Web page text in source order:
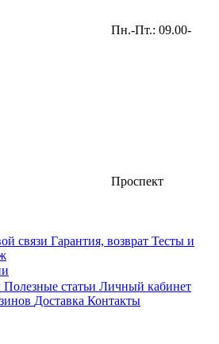
Пн.-Пт.: 09.00-
Проспект
связи Гарантия, возврат Тесты и
Полезные статьи Личный кабинет
Доставка Контакты